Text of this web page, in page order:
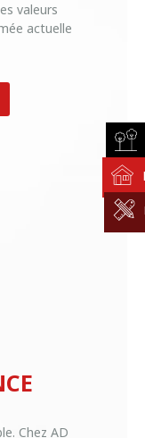
valeurs
actuelle
Chez AD